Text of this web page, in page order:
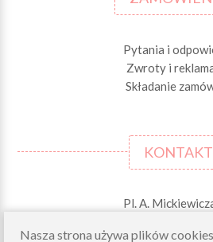
Pytania i
Zwroty i
Składanie
KONTAKT
Pl. A.
Nasza strona używa plików